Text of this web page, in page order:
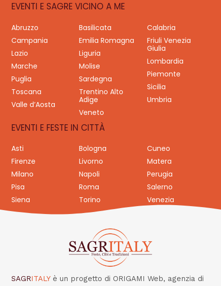
EVENTI E SAGRE VICINO A ME
Abruzzo Basilicata
Calabria
Campania
Emilia Romagna
Friuli Venezia
Giulia
Lazio
Liguria
Lombardia
Marche
Molise
Piemonte
Puglia
Sardegna
Sicilia
Toscana
Trentino Alto
Adige
Umbria
Valle d’Aosta
Veneto
EVENTI E FESTE IN CITTÀ
Asti Bologna
Cuneo
Firenze
Livorno
Matera
Milano
Napoli
Perugia
Pisa
Roma
Salerno
Siena
Torino Venezia
SAGRITALY è un progetto di ORIGAMI Web, agenzia di